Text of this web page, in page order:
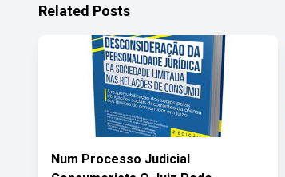
Related Posts
Num Processo Judicial